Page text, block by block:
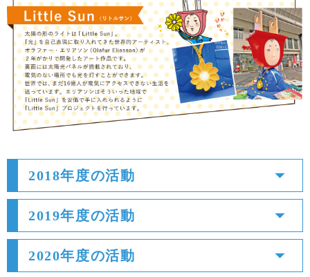
2018年度の活動
2019年度の活動
2020年度の活動